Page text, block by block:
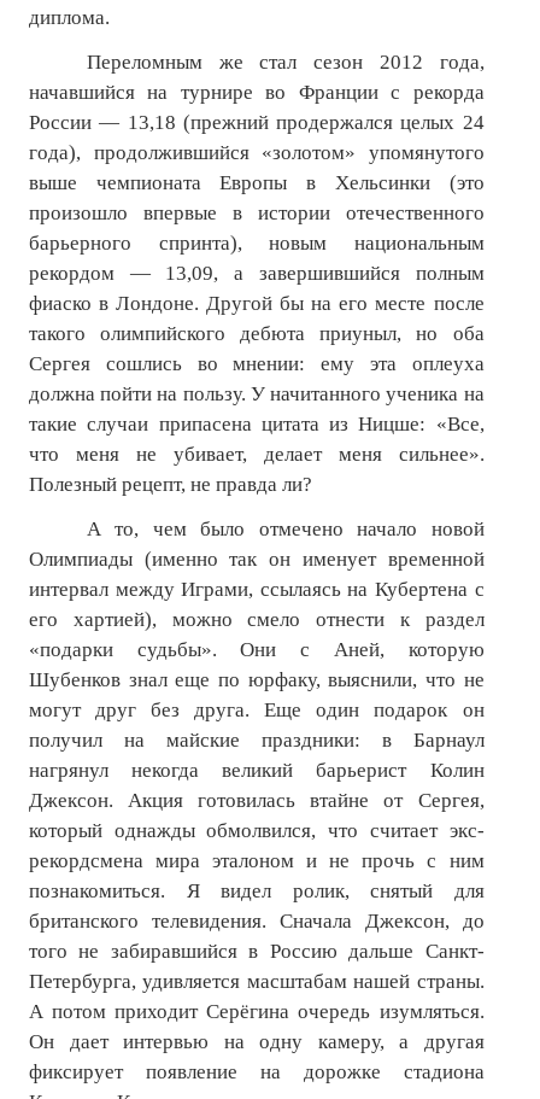
диплома.
Переломным же стал сезон 2012 года,
начавшийся на турнире во Франции с рекорда
России — 13,18 (прежний продержался целых 24
года), продолжившийся «золотом» упомянутого
выше чемпионата Европы в Хельсинки (это
произошло впервые в истории отечественного
барьерного спринта), новым национальным
рекордом — 13,09, а завершившийся полным
фиаско в Лондоне. Другой бы на его месте после
такого олимпийского дебюта приуныл, но оба
Сергея сошлись во мнении: ему эта оплеуха
должна пойти на пользу. У начитанного ученика на
такие случаи припасена цитата из Ницше: «Все,
что меня не убивает, делает меня сильнее».
Полезный рецепт, не правда ли?
А то, чем было отмечено начало новой
Олимпиады (именно так он именует временной
интервал между Играми, ссылаясь на Кубертена с
его хартией), можно смело отнести к раздел
«подарки судьбы». Они с Аней, которую
Шубенков знал еще по юрфаку, выяснили, что не
могут друг без друга. Еще один подарок он
получил на майские праздники: в Барнаул
нагрянул некогда великий барьерист Колин
Джексон. Акция готовилась втайне от Сергея,
который однажды обмолвился, что считает экс-
рекордсмена мира эталоном и не прочь с ним
познакомиться. Я видел ролик, снятый для
британского телевидения. Сначала Джексон, до
того не забиравшийся в Россию дальше Санкт-
Петербурга, удивляется масштабам нашей страны.
А потом приходит Серёгина очередь изумляться.
Он дает интервью на одну камеру, а другая
фиксирует появление на дорожке стадиона